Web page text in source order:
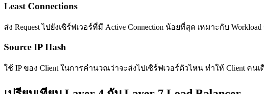
Least Connections
ส่ง Request ไปยังเซิร์ฟเวอร์ที่มี Active Connection น้อยที่สุด เหมาะกับ
Source IP Hash
ใช้ IP ของ Client ในการคำนวณว่าจะส่งไปเซิร์ฟเวอร์ตัวไหน ทำให้ Client คนเดิ